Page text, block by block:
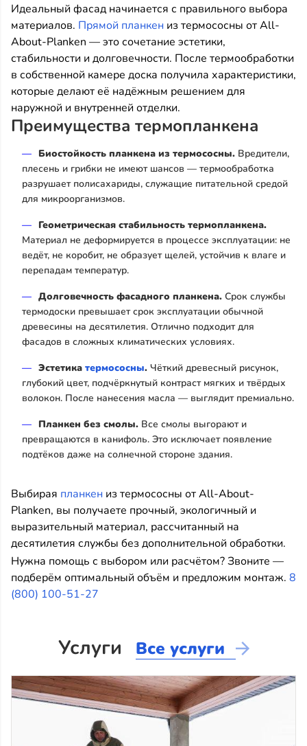
Идеальный фасад начинается с правильного выбора
материалов. Прямой планкен из термососны от All-
About-Planken — это сочетание эстетики,
стабильности и долговечности. После термообработки
в собственной камере доска получила характеристики,
которые делают её надёжным решением для
наружной и внутренней отделки.
Преимущества термопланкена
Биостойкость планкена из термососны. Вредители,
плесень и грибки не имеют шансов — термообработка
разрушает полисахариды, служащие питательной средой
для микроорганизмов.
Геометрическая стабильность термопланкена.
Материал не деформируется в процессе эксплуатации: не
ведёт, не коробит, не образует щелей, устойчив к влаге и
перепадам температур.
Долговечность фасадного планкена. Срок службы
термодоски превышает срок эксплуатации обычной
древесины на десятилетия. Отлично подходит для
фасадов в сложных климатических условиях.
Эстетика термососны. Чёткий древесный рисунок,
глубокий цвет, подчёркнутый контраст мягких и твёрдых
волокон. После нанесения масла — выглядит премиально.
Планкен без смолы. Все смолы выгорают и
превращаются в канифоль. Это исключает появление
подтёков даже на солнечной стороне здания.
Выбирая планкен из термососны от All-About-
Planken, вы получаете прочный, экологичный и
выразительный материал, рассчитанный на
десятилетия службы без дополнительной обработки.
Нужна помощь с выбором или расчётом? Звоните —
подберём оптимальный объём и предложим монтаж. 8
(800) 100-51-27
Услуги Все услуги